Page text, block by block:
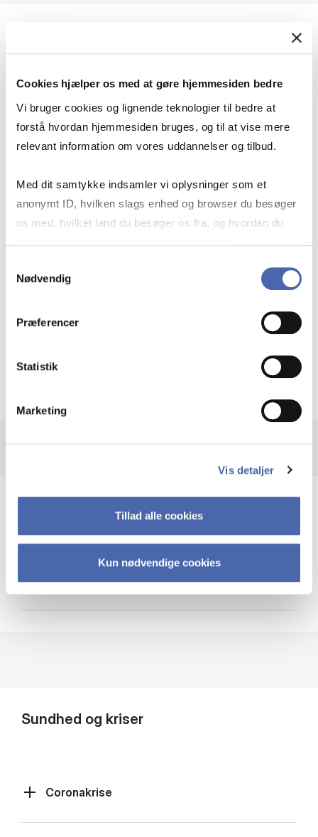
Cookies hjælper os med at gøre hjemmesiden bedre
Vi bruger cookies og lignende teknologier til bedre at
forstå hvordan hjemmesiden bruges, og til at vise mere
relevant information om vores uddannelser og tilbud.
Med dit samtykke indsamler vi oplysninger som et
anonymt ID, hvilken slags enhed og browser du besøger
os med, hvilket land du besøger os fra, og hvordan du
markedsføring. Du bestemmer selv - og kan altid trække
Nødvendig
Præferencer
Statistik
Marketing
Vis detaljer
Tillad alle cookies
Kun nødvendige cookies
Geopolitik og businesssikkerhed
navigerer man som virksomhed?
Krigen i Ukraine
Cybersikkerhed
Sundhed og kriser
Coronakrise